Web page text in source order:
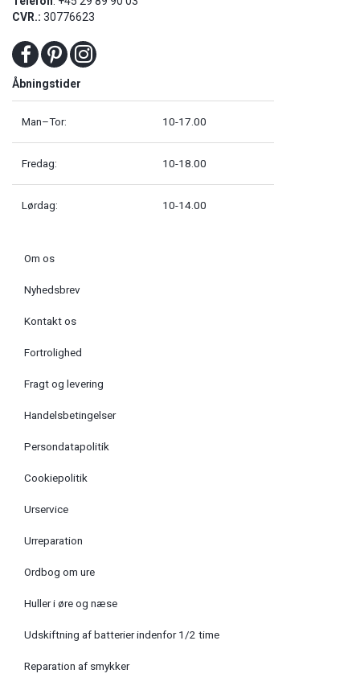
CVR.: 30776623
Åbningstider
Man–Tor: 10-17.00
Fredag: 10-18.00
Lørdag: 10-14.00
Om os
Nyhedsbrev
Kontakt os
Fortrolighed
Fragt og levering
Handelsbetingelser
Persondatapolitik
Cookiepolitik
Urservice
Urreparation
Ordbog om ure
Huller i øre og næse
Udskiftning af batterier indenfor 1/2 time
Reparation af smykker